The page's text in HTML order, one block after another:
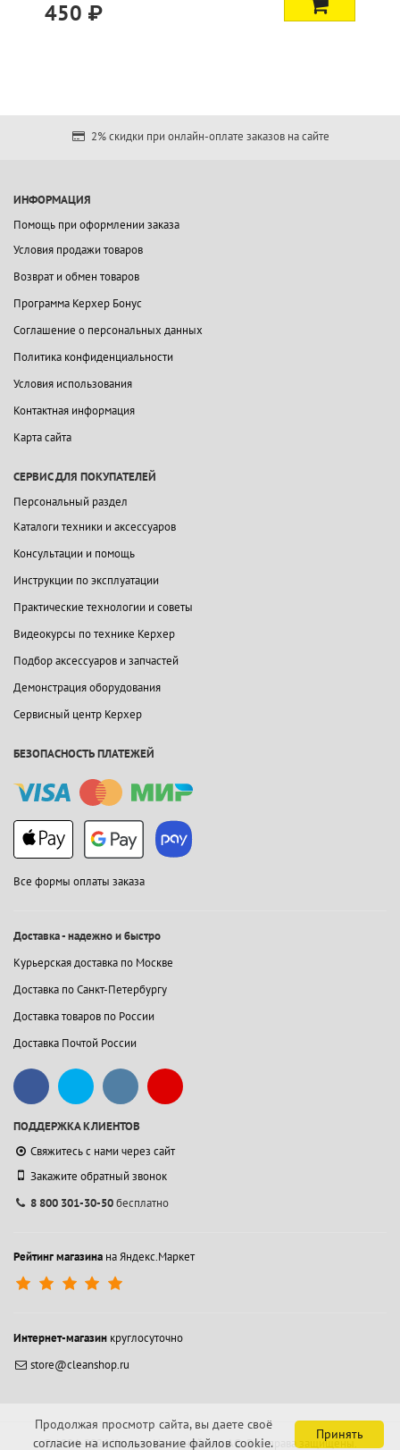
450 ₽
2% скидки при онлайн-оплате заказов на сайте
ИНФОРМАЦИЯ
Помощь при оформлении заказа
Условия продажи товаров
Возврат и обмен товаров
Программа Керхер Бонус
Соглашение о персональных данных
Политика конфиденциальности
Условия использования
Контактная информация
Карта сайта
СЕРВИС ДЛЯ ПОКУПАТЕЛЕЙ
Персональный раздел
Каталоги техники и аксессуаров
Консультации и помощь
Инструкции по эксплуатации
Практические технологии и советы
Видеокурсы по технике Керхер
Подбор аксессуаров и запчастей
Демонстрация оборудования
Сервисный центр Керхер
БЕЗОПАСНОСТЬ ПЛАТЕЖЕЙ
Все формы оплаты заказа
Доставка - надежно и быстро
Курьерская доставка по Москве
Доставка по Санкт-Петербургу
Доставка товаров по России
Доставка Почтой России
ПОДДЕРЖКА КЛИЕНТОВ
Свяжитесь с нами через сайт
Закажите обратный звонок
8 800 301-30-50бесплатно
Рейтинг магазина на Яндекс.Маркет
Интернет-магазин круглосуточно
store@cleanshop.ru
© 1994-2026 Контакт Интернейшнл АО.Все права защищены.
Принять
Продолжая просмотр сайта, вы даете своё
согласие на использование файлов cookie.